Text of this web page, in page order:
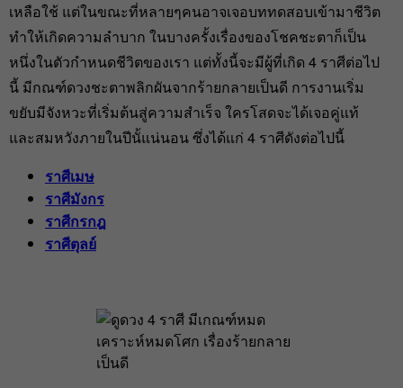
เหลือใช้ แต่ในขณะที่หลายๆคนอาจเจอบททดสอบเข้ามาชีวิต
ทำให้เกิดความลำบาก ในบางครั้งเรื่องของโชคชะตาก็เป็น
หนึ่งในตัวกำหนดชีวิตของเรา แต่ทั้งนี้จะมีผู้ที่เกิด 4 ราศีต่อไป
นี้ มีกณฑ์ดวงชะตาพลิกผันจากร้ายกลายเป็นดี การงานเริ่ม
ขยับมีจังหวะที่เริ่มต้นสู่ความสำเร็จ ใครโสดจะได้เจอคู่แท้
และสมหวังภายในปีนั้แน่นอน ซึ่งได้แก่ 4 ราศีดังต่อไปนี้
ราศีเมษ
ราศีมังกร
ราศีกรกฎ
ราศีตุลย์